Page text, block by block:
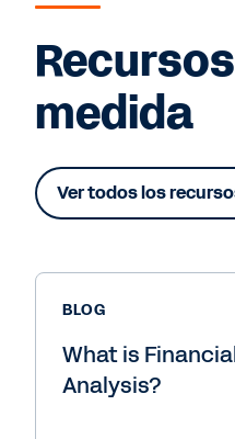
medida
Ver todos los
BLOG
What is
Analysis?